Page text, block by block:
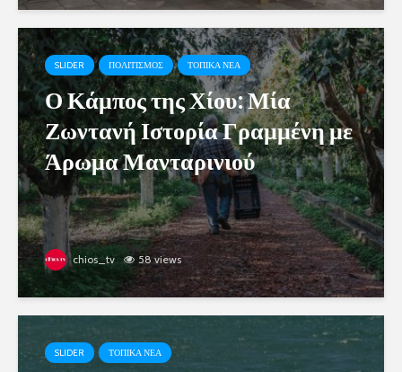
SLIDER ΠΟΛΙΤΙΣΜΟΣ ΤΟΠΙΚΑ ΝΕΑ
Ο Κάμπος της Χίου: Μία
Ζωντανή Ιστορία Γραμμένη με
Άρωμα Μανταρινιού
chios_tv 58 views
SLIDER ΤΟΠΙΚΑ ΝΕΑ